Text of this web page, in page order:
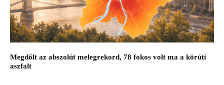
Megdőlt az abszolút melegrekord, 78 fokos volt ma a körúti
aszfalt